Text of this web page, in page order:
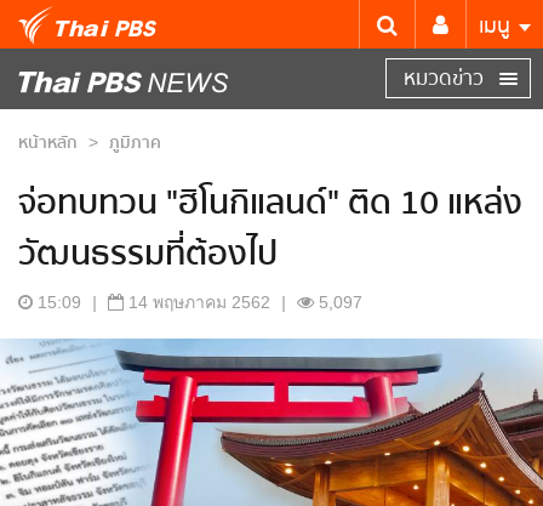
เมนู
หมวดข่าว
หน้าหลัก > ภูมิภาค
จ่อทบทวน "ฮิโนกิแลนด์" ติด 10 แหล่ง
วัฒนธรรมที่ต้องไป
15:09 | 14 พฤษภาคม 2562 | 5,097